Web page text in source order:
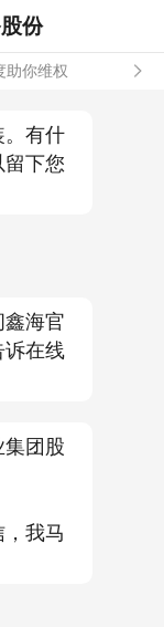
份
助你维权
有什
下您
海官
在线
团股
我马